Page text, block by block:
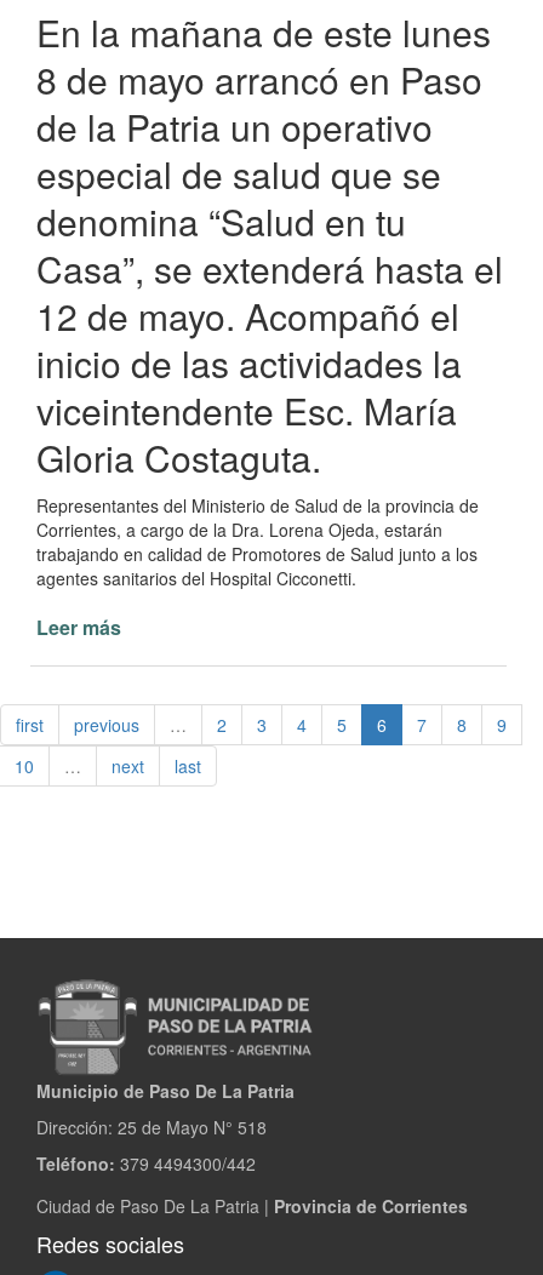
la
vía
pública
En la mañana de este lunes
8 de mayo arrancó en Paso
de la Patria un operativo
especial de salud que se
denomina “Salud en tu
Casa”, se extenderá hasta el
12 de mayo. Acompañó el
inicio de las actividades la
viceintendente Esc. María
Gloria Costaguta.
Representantes del Ministerio de Salud de la provincia de
Corrientes, a cargo de la Dra. Lorena Ojeda, estarán
trabajando en calidad de Promotores de Salud junto a los
agentes sanitarios del Hospital Cicconetti.
Leer más
en
tu
Casa
en
first previous … 2 3 4 5 6 7 8
9
10
… next last
Municipio de Paso De La Patria
Dirección: 25 de Mayo N° 518
Teléfono: 379 4494300/442
Ciudad de Paso De La Patria | Provincia de Corrientes
Redes sociales